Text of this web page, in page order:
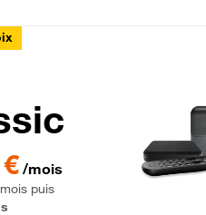
Classic
mois pendant 12 mois puis 42,99 €
/mois
puis